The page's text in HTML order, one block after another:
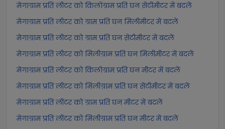
मेगाग्राम प्रति लीटर को किलोग्राम प्रति घन सेंटीमीटर में बदलें
मेगाग्राम प्रति लीटर को ग्राम प्रति घन मिलीमीटर में बदलें
मेगाग्राम प्रति लीटर को ग्राम प्रति घन सेंटीमीटर में बदलें
मेगाग्राम प्रति लीटर को मिलीग्राम प्रति घन मिलीमीटर में बदलें
मेगाग्राम प्रति लीटर को किलोग्राम प्रति घन मीटर में बदलें
मेगाग्राम प्रति लीटर को मिलीग्राम प्रति घन सेंटीमीटर में बदलें
मेगाग्राम प्रति लीटर को ग्राम प्रति घन मीटर में बदलें
मेगाग्राम प्रति लीटर को मिलीग्राम प्रति घन मीटर में बदलें